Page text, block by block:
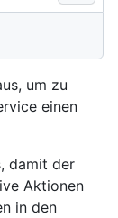
um zu
einen
damit der
Aktionen
in den